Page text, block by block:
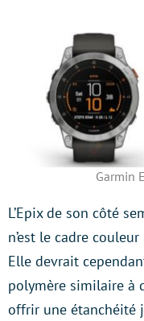
Garmin
L’Epix de son côté
n’est le cadre
Elle devrait
polymère similaire à
offrir une étanchéité